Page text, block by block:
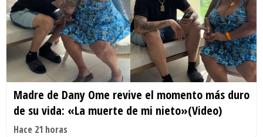
Madre de Dany Ome revive el momento más duro
de su vida: «La muerte de mi nieto»(Video)
Hace 21 horas